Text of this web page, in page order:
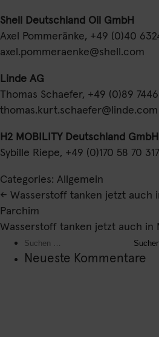
Shell Deutschland Oil GmbH
Axel Pommeränke, +49 (0)40
axel.pommeraenke@shell.com
Linde AG
Thomas Schaefer, +49 (0)89
thomas.kurt.schaefer@linde.com
H2 MOBILITY Deutschland
Sybille Riepe, +49 (0)170 58 70
Categories: Allgemein
Beitragsnavigation
← Wasserstoff tanken jetzt auch
Parchim
Wasserstoff tanken jetzt auch in
Suchen
Neueste Kommentare